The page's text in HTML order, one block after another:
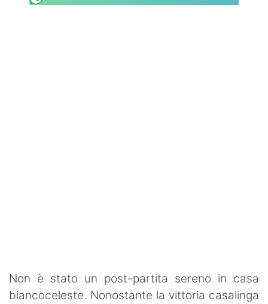
Non è stato un post-partita sereno in casa
biancoceleste. Nonostante la vittoria casalinga